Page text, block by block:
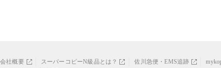
会社概要 スーパーコピーN級品とは？ 佐川急便・EMS追跡